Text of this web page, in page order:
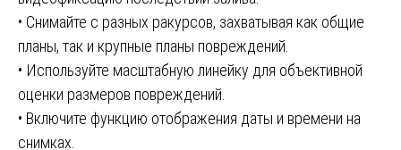
• Снимайте с разных ракурсов, захватывая как общие
планы, так и крупные планы повреждений.
• Используйте масштабную линейку для объективной
оценки размеров повреждений.
• Включите функцию отображения даты и времени на
снимках.